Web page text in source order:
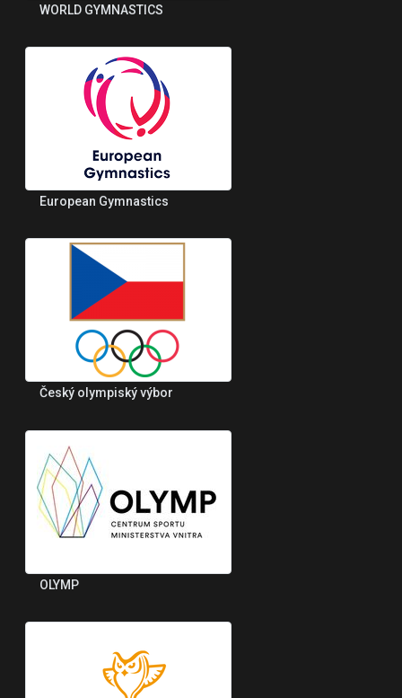
WORLD GYMNASTICS
European Gymnastics
Český olympiský výbor
OLYMP